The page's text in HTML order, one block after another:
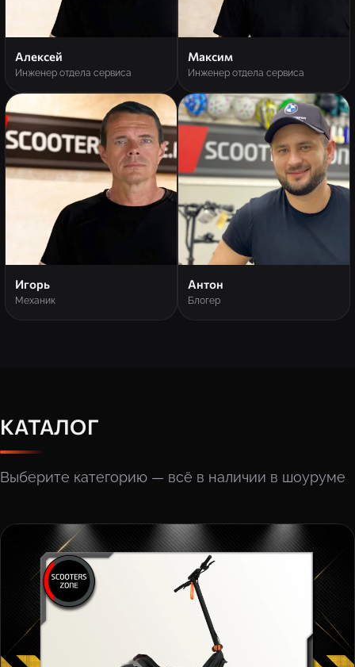
Алексей
Инженер отдела сервиса
Максим
Инженер отдела сервиса
Игорь
Механик
Антон
Блогер
КАТАЛОГ
Выберите категорию — всё в наличии в шоуруме